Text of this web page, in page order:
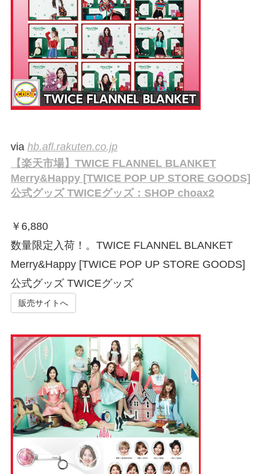
via hb.afl.rakuten.co.jp
【楽天市場】TWICE FLANNEL BLANKET
Merry&Happy [TWICE POP UP STORE GOODS]
公式グッズ TWICEグッズ：SHOP choax2
￥ 6,880
数量限定入荷！。TWICE FLANNEL BLANKET
Merry&Happy [TWICE POP UP STORE GOODS]
公式グッズ TWICEグッズ
販売サイトへ